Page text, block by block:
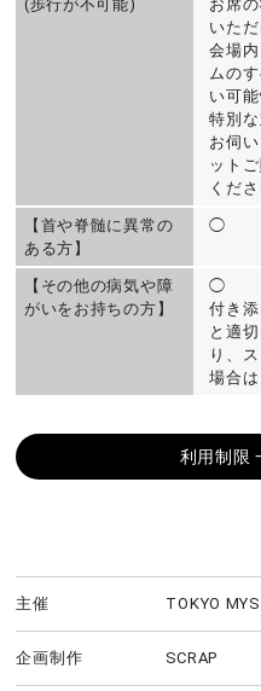
(歩行が不可能)
お席
いた
会場
ムの
い可能
特別
お伺
ット
くださ
【首や脊髄に異常の
ある方】
◯
【その他の病気や障
がいをお持ちの方】
◯
付き
と適
り、
場合は
利用制限
主催 TOKYO
企画制作 SCRAP